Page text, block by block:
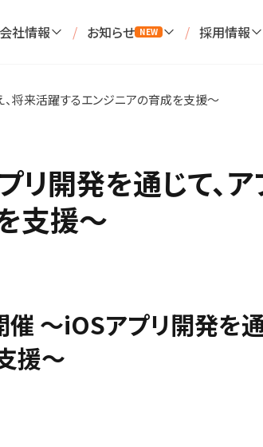
会社情報 / お知らせ NEW / 採用情報
、将来活躍するエンジニアの育成を支援～
リ開発を通じて、
支援～
～iOSアプリ開発を通
援～